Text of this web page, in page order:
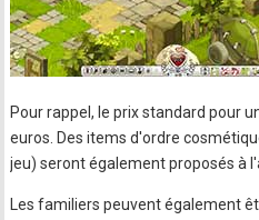
Pour rappel, le prix standard pour
euros. Des items d'ordre
jeu) seront également proposés à
Les familiers peuvent également